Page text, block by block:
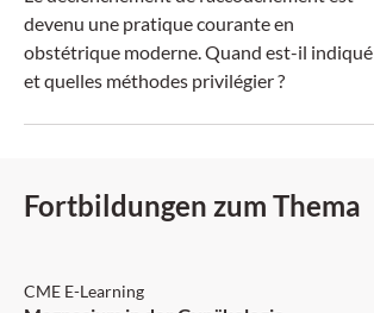
devenu une pratique courante en
obstétrique moderne. Quand est-il indiqué
et quelles méthodes privilégier ?
Fortbildungen zum Thema
CME E-Learning